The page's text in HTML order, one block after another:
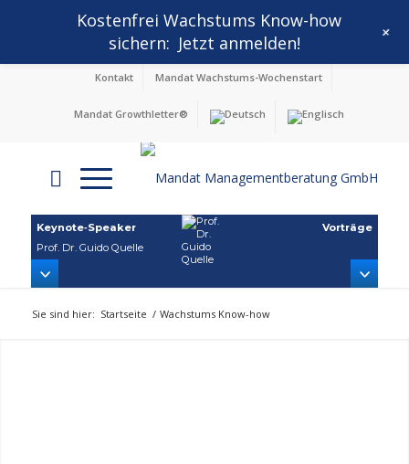
Kontakt Mandat Wachstums-Wochenstart
Mandat Growthletter®
Keynote‑Speaker
Prof. Dr. Guido Quelle
Vorträge
Sie sind hier: Startseite / Wachstums Know-how
Kostenfrei Wachstums Know-how
sichern: Jetzt anmelden! +